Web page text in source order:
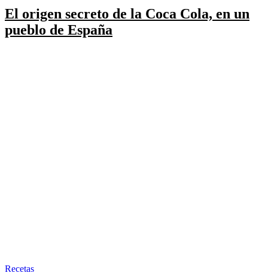
El origen secreto de la Coca Cola, en un
pueblo de España
Recetas